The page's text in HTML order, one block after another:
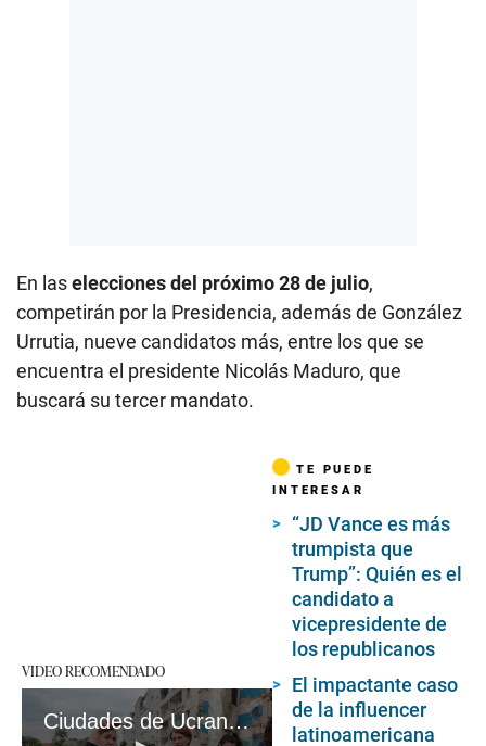
En laselecciones del próximo 28 de julio,
competirán por la Presidencia, además de González
Urrutia, nueve candidatos más, entre los que se
encuentra el presidente Nicolás Maduro, que
buscará su tercer mandato.
VIDEO RECOMENDADO
Ciudades de Ucrania a la espera de reconstrucción
TE PUEDE
INTERESAR
“JD Vance es más
trumpista que
Trump”: Quién es el
candidato a
vicepresidente de
los republicanos
El impactante caso
de la influencer
latinoamericana